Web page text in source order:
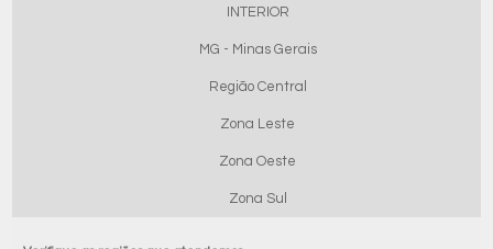
INTERIOR
MG - Minas Gerais
Região Central
Zona Leste
Zona Oeste
Zona Sul